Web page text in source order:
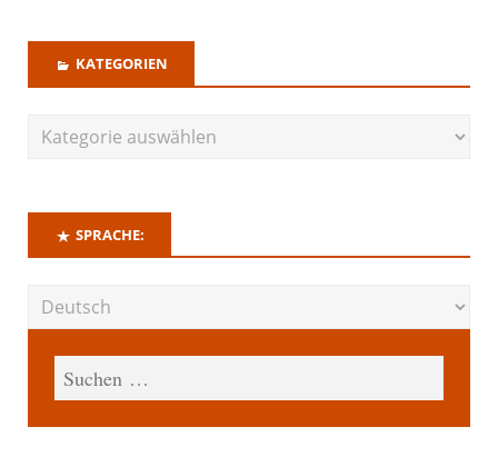
KATEGORIEN
SPRACHE: